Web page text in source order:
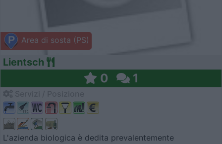
Area di sosta (PS)
Lientsch
0 1
L'azienda biologica è dedita prevalentemente